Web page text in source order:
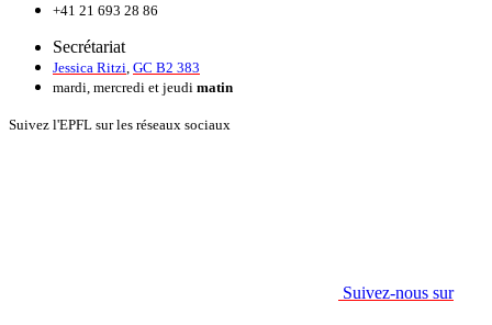
+41 21 693 28 86
Secrétariat
Jessica Ritzi GC B2 383
mardi, mercredi et jeudi matin
Suivez l'EPFL sur les réseaux sociaux
Suivez-nous sur